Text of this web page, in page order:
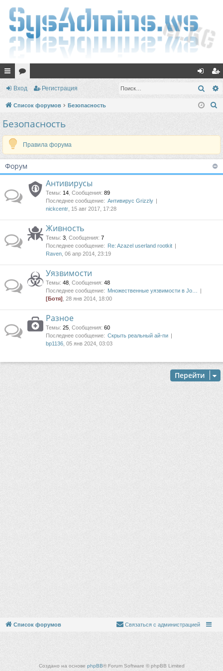
с
ы
ор хо
д
ег
ис
Вход Регистрация
Список форумов Безопасность
с
Безопасность
Правила форума
Форум
Антивирусы
Темы: 14 Сообщения: 89
Последнее сообщение: Антивирус Grizzly
nickcentr , 15 авг 2017, 17:28
Живность
Темы: 3 Сообщения: 7
Последнее сообщение: Re: Azazel userland rootkit
Raven , 06 апр 2014, 23:19
Уязвимости
Темы: 48 Сообщения: 48
Последнее сообщение: Множественные уязвимости в Jo…
[Ботя] , 28 янв 2014, 18:00
Разное
Темы: 25 Сообщения: 60
Последнее сообщение: Скрыть реальный ай-пи
bp1136 , 05 янв 2024, 03:03
Перейти
Список форумов Связаться с администрацией
Создано на основе phpBB® Forum Software © phpBB Limited